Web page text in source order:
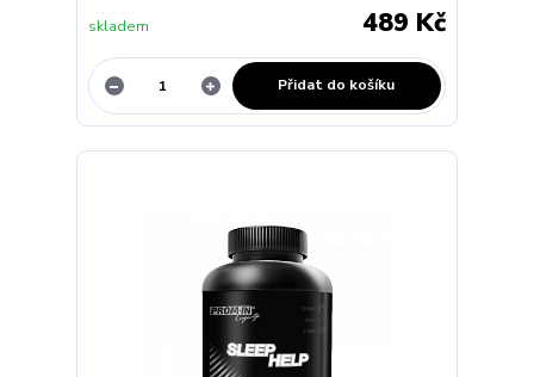
489 Kč
skladem
Přidat do košíku